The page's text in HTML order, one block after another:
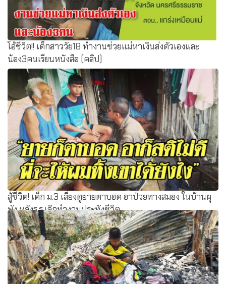
โอ้ชีวิต!! เด็กสาววัย18 ทำงานช่วยแม่หาเงินส่งตัวเองและ
น้อง3คนเรียนหนังสือ (คลิป)
สู้ชีวิต! เด็ก ม.3 เลี้ยงดูยายตาบอด อาป่วยทางสมอง ในบ้านผุ
พัง หลังร.ร.เลิกทำงานประทังชีวิต